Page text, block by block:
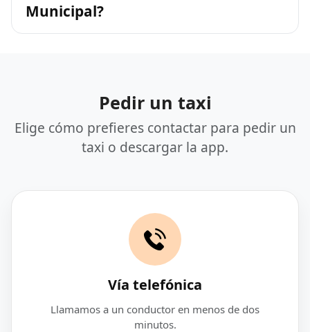
Municipal?
Pedir un taxi
Elige cómo prefieres contactar para pedir un
taxi o descargar la app.
Vía telefónica
Llamamos a un conductor en menos de dos
minutos.